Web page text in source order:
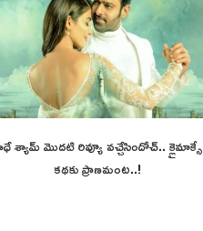
శ్యామ్ మొదటి రివ్యూ వచ్చేసిందోచ్.. క్లైమాక్సే
కథకు ప్రాణమంట..!